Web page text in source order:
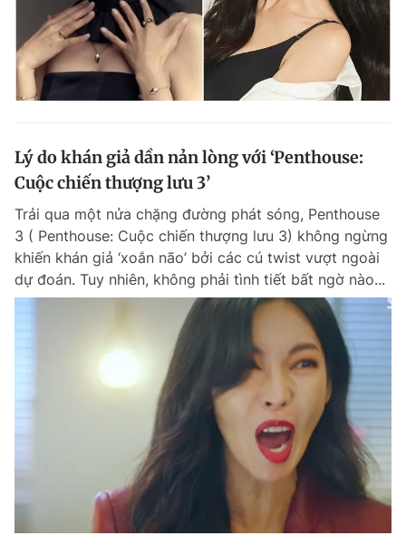
Lý do khán giả dần nản lòng với ‘Penthouse:
Cuộc chiến thượng lưu 3’
Trải qua một nửa chặng đường phát sóng, Penthouse
3 ( Penthouse: Cuộc chiến thượng lưu 3) không ngừng
khiến khán giả ‘xoắn não’ bởi các cú twist vượt ngoài
dự đoán. Tuy nhiên, không phải tình tiết bất ngờ nào...